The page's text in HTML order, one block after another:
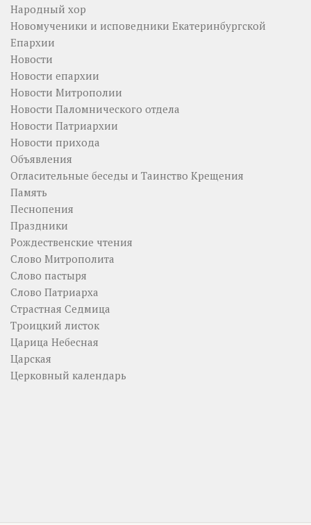
Народный хор
Новомученики и исповедники Екатеринбургской
Епархии
Новости
Новости епархии
Новости Митрополии
Новости Паломнического отдела
Новости Патриархии
Новости прихода
Объявления
Огласительные беседы и Таинство Крещения
Память
Песнопения
Праздники
Рождественские чтения
Слово Митрополита
Слово пастыря
Слово Патриарха
Страстная Седмица
Троицкий листок
Царица Небесная
Царская
Церковный календарь